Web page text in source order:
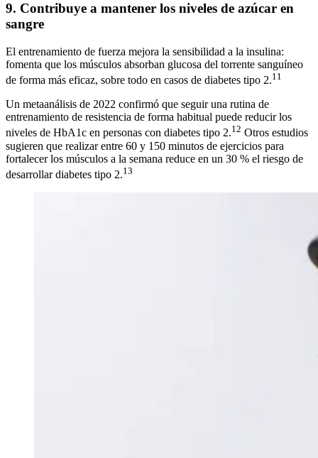
9. Contribuye a mantener los niveles de azúcar en
sangre
El entrenamiento de fuerza mejora la sensibilidad a la insulina:
fomenta que los músculos absorban glucosa del torrente sanguíneo
de forma más eficaz, sobre todo en casos de diabetes tipo 2.11
Un metaanálisis de 2022 confirmó que seguir una rutina de
entrenamiento de resistencia de forma habitual puede reducir los
niveles de HbA1c en personas con diabetes tipo 2.12 Otros estudios
sugieren que realizar entre 60 y 150 minutos de ejercicios para
fortalecer los músculos a la semana reduce en un 30 % el riesgo de
desarrollar diabetes tipo 2.13